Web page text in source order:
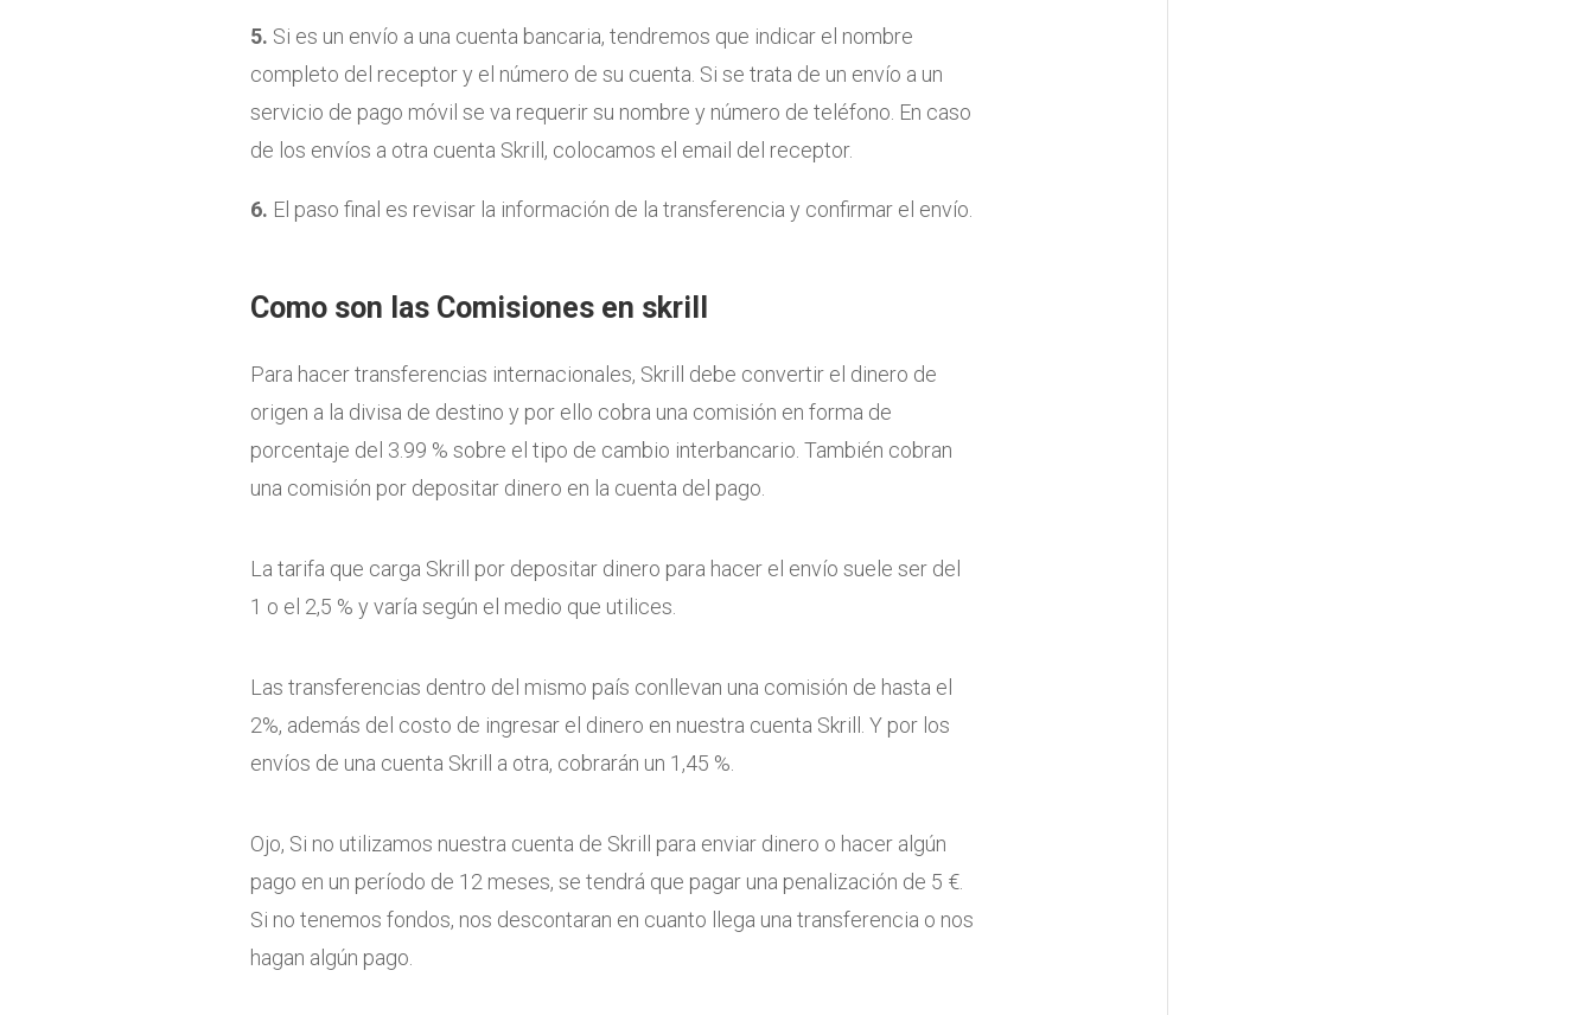
5. Si es un envío a una cuenta bancaria, tendremos que indicar el nombre
completo del receptor y el número de su cuenta. Si se trata de un envío a un
servicio de pago móvil se va requerir su nombre y número de teléfono. En caso
de los envíos a otra cuenta Skrill, colocamos el email del receptor.
6. El paso final es revisar la información de la transferencia y confirmar el envío.
Como son las Comisiones en skrill
Para hacer transferencias internacionales, Skrill debe convertir el dinero de
origen a la divisa de destino y por ello cobra una comisión en forma de
porcentaje del 3.99 % sobre el tipo de cambio interbancario. También cobran
una comisión por depositar dinero en la cuenta del pago.
La tarifa que carga Skrill por depositar dinero para hacer el envío suele ser del
1 o el 2,5 % y varía según el medio que utilices.
Las transferencias dentro del mismo país conllevan una comisión de hasta el
2%, además del costo de ingresar el dinero en nuestra cuenta Skrill. Y por los
envíos de una cuenta Skrill a otra, cobrarán un 1,45 %.
Ojo, Si no utilizamos nuestra cuenta de Skrill para enviar dinero o hacer algún
pago en un período de 12 meses, se tendrá que pagar una penalización de 5 €.
Si no tenemos fondos, nos descontaran en cuanto llega una transferencia o nos
hagan algún pago.